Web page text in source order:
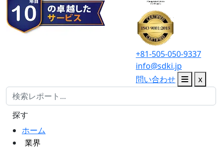
+81-505-050-9337
info@sdki.jp
問い合わせ
x
ホーム
業界
探す